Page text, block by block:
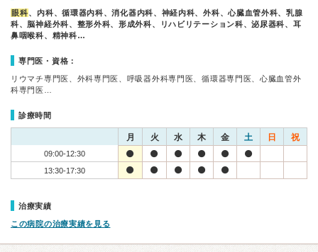
眼科、内科、循環器内科、消化器内科、神経内科、外科、心臓血管外科、乳腺
科、脳神経外科、整形外科、形成外科、リハビリテーション科、泌尿器科、耳
鼻咽喉科、精神科…
専門医・資格：
リウマチ専門医、外科専門医、呼吸器外科専門医、循環器専門医、心臓血管外
科専門医…
診療時間
月 火 水 木 金 土 日 祝
09:00-12:30
13:30-17:30
治療実績
この病院の治療実績を見る